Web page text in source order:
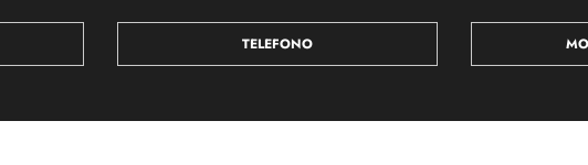
TELEFONO